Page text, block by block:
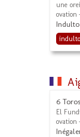
une
ovation
indulto
6
El
ovation